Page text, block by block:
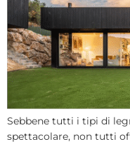
Sebbene tutti i tipi di
spettacolare, non tutti